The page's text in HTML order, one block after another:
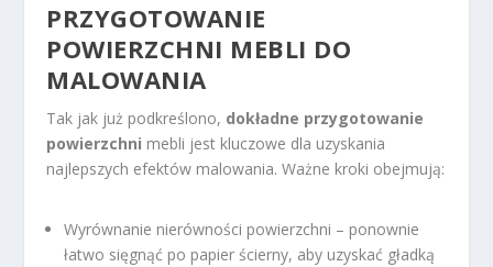
PRZYGOTOWANIE
POWIERZCHNI MEBLI DO
MALOWANIA
Tak jak już podkreślono, dokładne przygotowanie
powierzchni mebli jest kluczowe dla uzyskania
najlepszych efektów malowania. Ważne kroki obejmują:
Wyrównanie nierówności powierzchni – ponownie
łatwo sięgnąć po papier ścierny, aby uzyskać gładką